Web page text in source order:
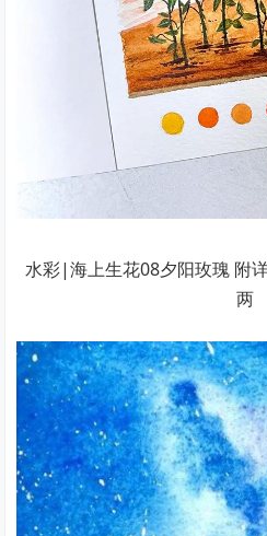
水彩|海上生花08夕阳玫瑰 附
两